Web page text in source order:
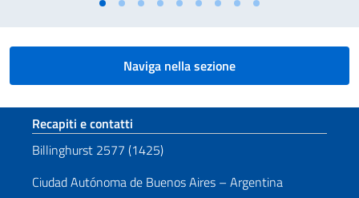
Naviga nella sezione
Sezione footer
Recapiti e contatti
Billinghurst 2577 (1425)
Ciudad Autónoma de Buenos Aires – Argentina